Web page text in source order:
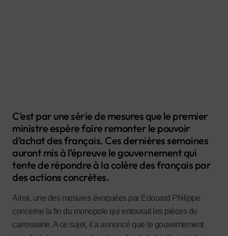
C’est par une série de mesures que le premier
ministre espère faire remonter le pouvoir
d’achat des français. Ces dernières semaines
auront mis à l’épreuve le gouvernement qui
tente de répondre à la colère des français par
des actions concrètes.
Ainsi, une des mesures évoquées par Edouard Philippe
concerne la fin du monopole qui entourait les pièces de
carrosserie. A ce sujet, il a annoncé que le gouvernement